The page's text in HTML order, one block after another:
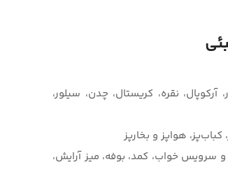
نقره، کریستال، چدن، سیلور،
کباب‌پز، هواپز و بخارپز
سرویس خواب، کمد، بوفه، میز آرایش،